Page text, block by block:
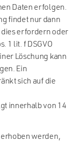
Daten erfolgen.
findet nur dann
erfordern oder
1 lit. f DSGVO
Löschung kann
Ein
sich auf die
innerhalb von 14
werden,